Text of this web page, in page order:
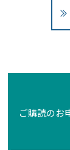
ご購読のお